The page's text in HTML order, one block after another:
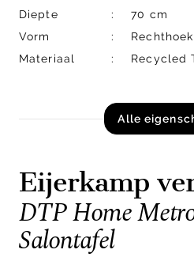
Diepte
70 cm
Vorm
Materiaal
Recycled
Alle
Eijerkamp
DTP Home
Salontafel